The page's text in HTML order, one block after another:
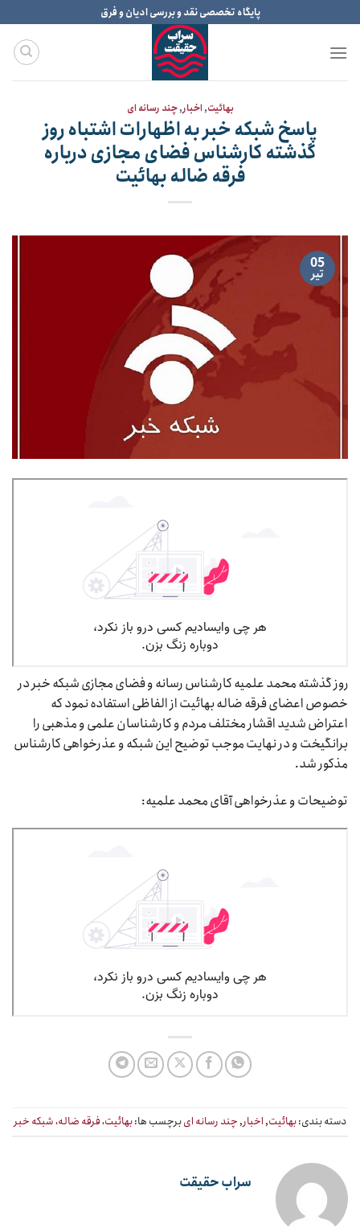
to
content
پایگاه تخصصی نقد و بررسی ادیان و فرق
بهائیت,اخبار,چند رسانه ای
پاسخ شبکه خبر به اظهارات اشتباه روز
گذشته کارشناس فضای مجازی درباره
فرقه ضاله بهائیت
05
تیر
روز گذشته محمد علمیه کارشناس رسانه و فضای مجازی شبکه خبر در
خصوص اعضای فرقه ضاله بهائیت از الفاظی استفاده نمود که
اعتراض شدید اقشار مختلف مردم و کارشناسان علمی و مذهبی را
برانگیخت و در نهایت موجب توضیح این شبکه و عذرخواهی کارشناس
مذکور شد.
توضیحات و عذرخواهی آقای محمد علمیه:
دسته بندی:بهائیت,اخبار,چند رسانه ایبرچسب ها:بهائیت، فرقه ضاله، شبکه خبر
سراب حقیقت